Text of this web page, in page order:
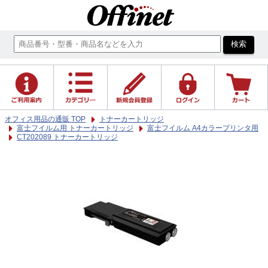
オフィス用品の通販 TOP
トナーカートリッジ
富士フイルム用 トナーカートリッジ
富士フイルム A4カラープリンタ用
CT202089 トナーカートリッジ